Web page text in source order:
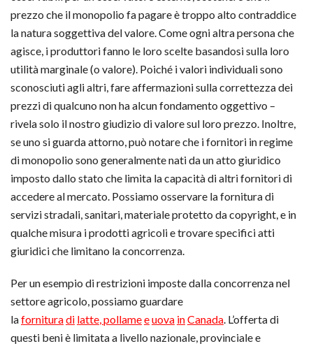
prezzo che il monopolio fa pagare è troppo alto contraddice
la natura soggettiva del valore. Come ogni altra persona che
agisce, i produttori fanno le loro scelte basandosi sulla loro
utilità marginale (o valore). Poiché i valori individuali sono
sconosciuti agli altri, fare affermazioni sulla correttezza dei
prezzi di qualcuno non ha alcun fondamento oggettivo –
rivela solo il nostro giudizio di valore sul loro prezzo. Inoltre,
se uno si guarda attorno, può notare che i fornitori in regime
di monopolio sono generalmente nati da un atto giuridico
imposto dallo stato che limita la capacità di altri fornitori di
accedere al mercato. Possiamo osservare la fornitura di
servizi stradali, sanitari, materiale protetto da copyright, e in
qualche misura i prodotti agricoli e trovare specifici atti
giuridici che limitano la concorrenza.
Per un esempio di restrizioni imposte dalla concorrenza nel
settore agricolo, possiamo guardare
lafornituradi latte,pollameeuova inCanada. L’offerta di
questi beni è limitata a livello nazionale, provinciale e